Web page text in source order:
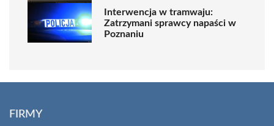
Interwencja w tramwaju:
Zatrzymani sprawcy napaści w
Poznaniu
FIRMY